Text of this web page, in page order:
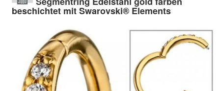
beschichtet mit Swarovski® Elements